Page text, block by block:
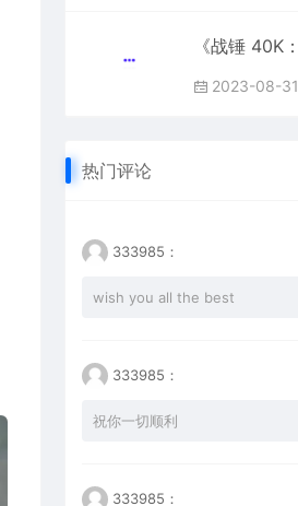
2023-08-31
热门评论
333985：
wish you all the best
333985：
祝你一切顺利
333985：